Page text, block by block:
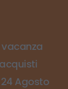
Agosto